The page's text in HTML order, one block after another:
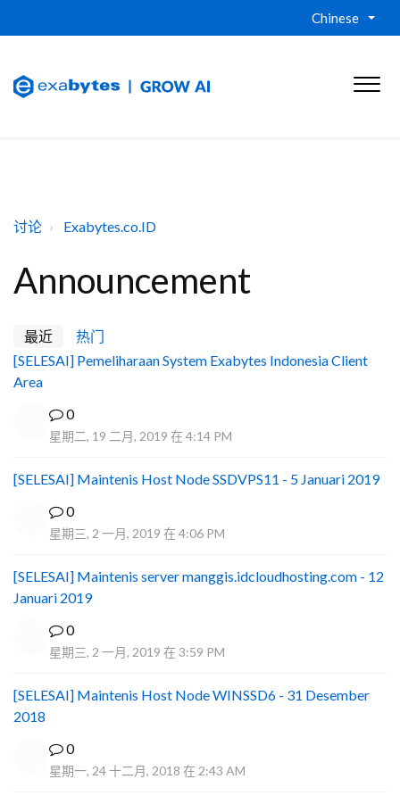
Chinese
讨论 Exabytes.co.ID
Announcement
最近
热门
[SELESAI] Pemeliharaan System Exabytes Indonesia Client
Area
0
星期二, 19 二月, 2019 在 4:14 PM
[SELESAI] Maintenis Host Node SSDVPS11 - 5 Januari 2019
0
星期三, 2 一月, 2019 在 4:06 PM
[SELESAI] Maintenis server manggis.idcloudhosting.com - 12
Januari 2019
0
星期三, 2 一月, 2019 在 3:59 PM
[SELESAI] Maintenis Host Node WINSSD6 - 31 Desember
2018
0
星期一, 24 十二月, 2018 在 2:43 AM